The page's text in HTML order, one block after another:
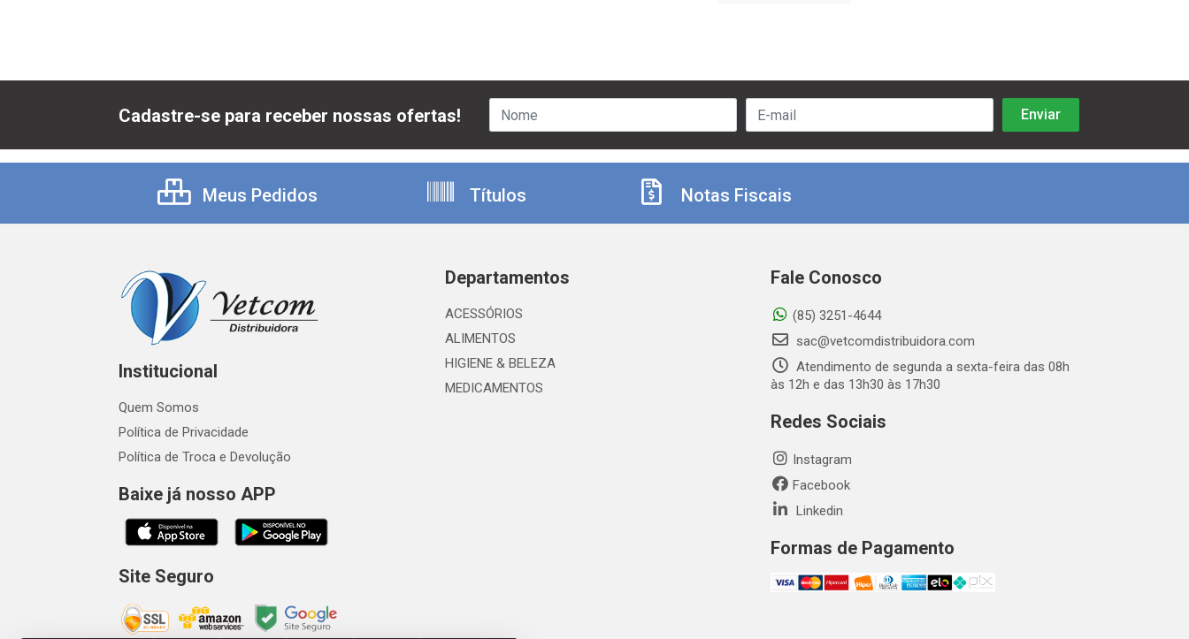
Cadastre-se para receber nossas ofertas!
Meus Pedidos Títulos Notas Fiscais
Institucional
Quem Somos
Política de Privacidade
Política de Troca e Devolução
Baixe já nosso APP
Site Seguro
Departamentos
ACESSÓRIOS
ALIMENTOS
HIGIENE & BELEZA
MEDICAMENTOS
Fale Conosco
(85) 3251-4644
sac@vetcomdistribuidora.com
Atendimento de segunda a sexta-feira das 08h
às 12h e das 13h30 às 17h30
Redes Sociais
Instagram
Facebook
Linkedin
Formas de Pagamento